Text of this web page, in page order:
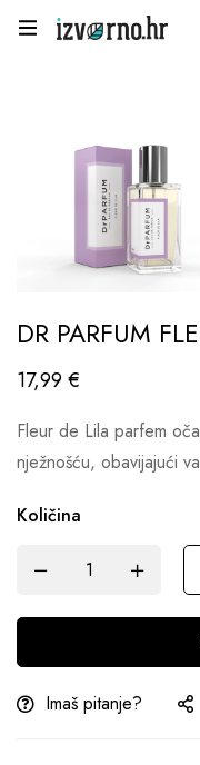
DR PARFUM
17,99 €
Fleur de Lila parfem
nježnošću, obavijajući
Količina
Imaš pitanje?